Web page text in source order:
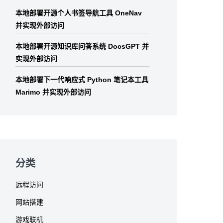
本地部署开源个人书签导航工具 OneNav
并实现外部访问
本地部署开源知识库问答系统 DocsGPT 并
实现外部访问
本地部署下一代响应式 Python 笔记本工具
Marimo 并实现外部访问
分类
远程访问
网站搭建
游戏联机